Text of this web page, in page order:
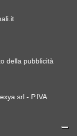
della pubblicità
srl - P.IVA